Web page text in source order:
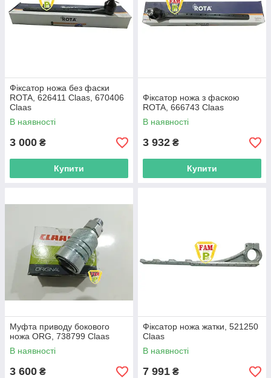
Фіксатор ножа без фаски
ROTA, 626411 Claas, 670406
Claas
В наявності
3 000 ₴
Купити
Фіксатор ножа з фаскою
ROTA, 666743 Claas
В наявності
3 932 ₴
Купити
Муфта приводу бокового
ножа ORG, 738799 Claas
В наявності
3 600 ₴
Фіксатор ножа жатки, 521250
Claas
В наявності
7 991 ₴